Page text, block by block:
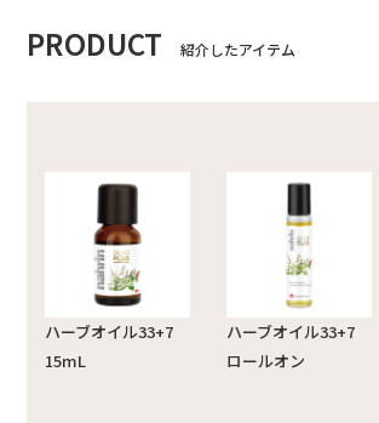
PRODUCT 紹介したアイテム
ハーブオイル33+7
15mL
ハーブオイル33+7
ロールオン